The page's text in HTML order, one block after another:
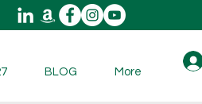
BLOG More